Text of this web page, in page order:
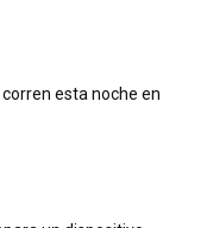
esta noche en